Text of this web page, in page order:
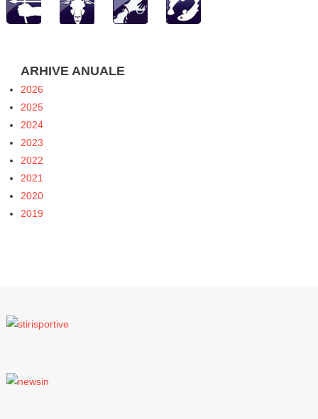
ARHIVE ANUALE
2026
2025
2024
2023
2022
2021
2020
2019